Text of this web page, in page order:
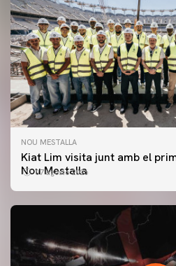
NOU MESTALLA
Kiat Lim visita junt amb el
Nou Mestalla
07 agosto 2026